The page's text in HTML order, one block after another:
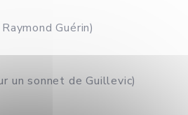
Guérin)
un sonnet de Guillevic)